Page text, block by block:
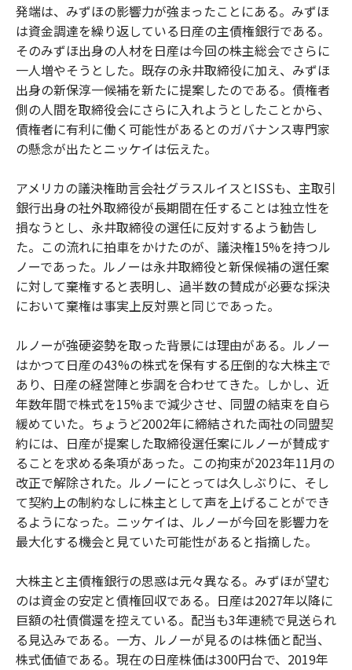
発端は、みずほの影響力が強まったことにある。みずほ
は資金調達を繰り返している日産の主債権銀行である。
そのみずほ出身の人材を日産は今回の株主総会でさらに
一人増やそうとした。既存の永井取締役に加え、みずほ
出身の新保淳一候補を新たに提案したのである。債権者
側の人間を取締役会にさらに入れようとしたことから、
債権者に有利に働く可能性があるとのガバナンス専門家
の懸念が出たとニッケイは伝えた。
アメリカの議決権助言会社グラスルイスとISSも、主取引
銀行出身の社外取締役が長期間在任することは独立性を
損なうとし、永井取締役の選任に反対するよう勧告し
た。この流れに拍車をかけたのが、議決権15%を持つル
ノーであった。ルノーは永井取締役と新保候補の選任案
に対して棄権すると表明し、過半数の賛成が必要な採決
において棄権は事実上反対票と同じであった。
ルノーが強硬姿勢を取った背景には理由がある。ルノー
はかつて日産の43%の株式を保有する圧倒的な大株主で
あり、日産の経営陣と歩調を合わせてきた。しかし、近
年数年間で株式を15%まで減少させ、同盟の結束を自ら
緩めていた。ちょうど2002年に締結された両社の同盟契
約には、日産が提案した取締役選任案にルノーが賛成す
ることを求める条項があった。この拘束が2023年11月の
改正で解除された。ルノーにとっては久しぶりに、そし
て契約上の制約なしに株主として声を上げることができ
るようになった。ニッケイは、ルノーが今回を影響力を
最大化する機会と見ていた可能性があると指摘した。
大株主と主債権銀行の思惑は元々異なる。みずほが望む
のは資金の安定と債権回収である。日産は2027年以降に
巨額の社債償還を控えている。配当も3年連続で見送られ
る見込みである。一方、ルノーが見るのは株価と配当、
株式価値である。現在の日産株価は300円台で、2019年